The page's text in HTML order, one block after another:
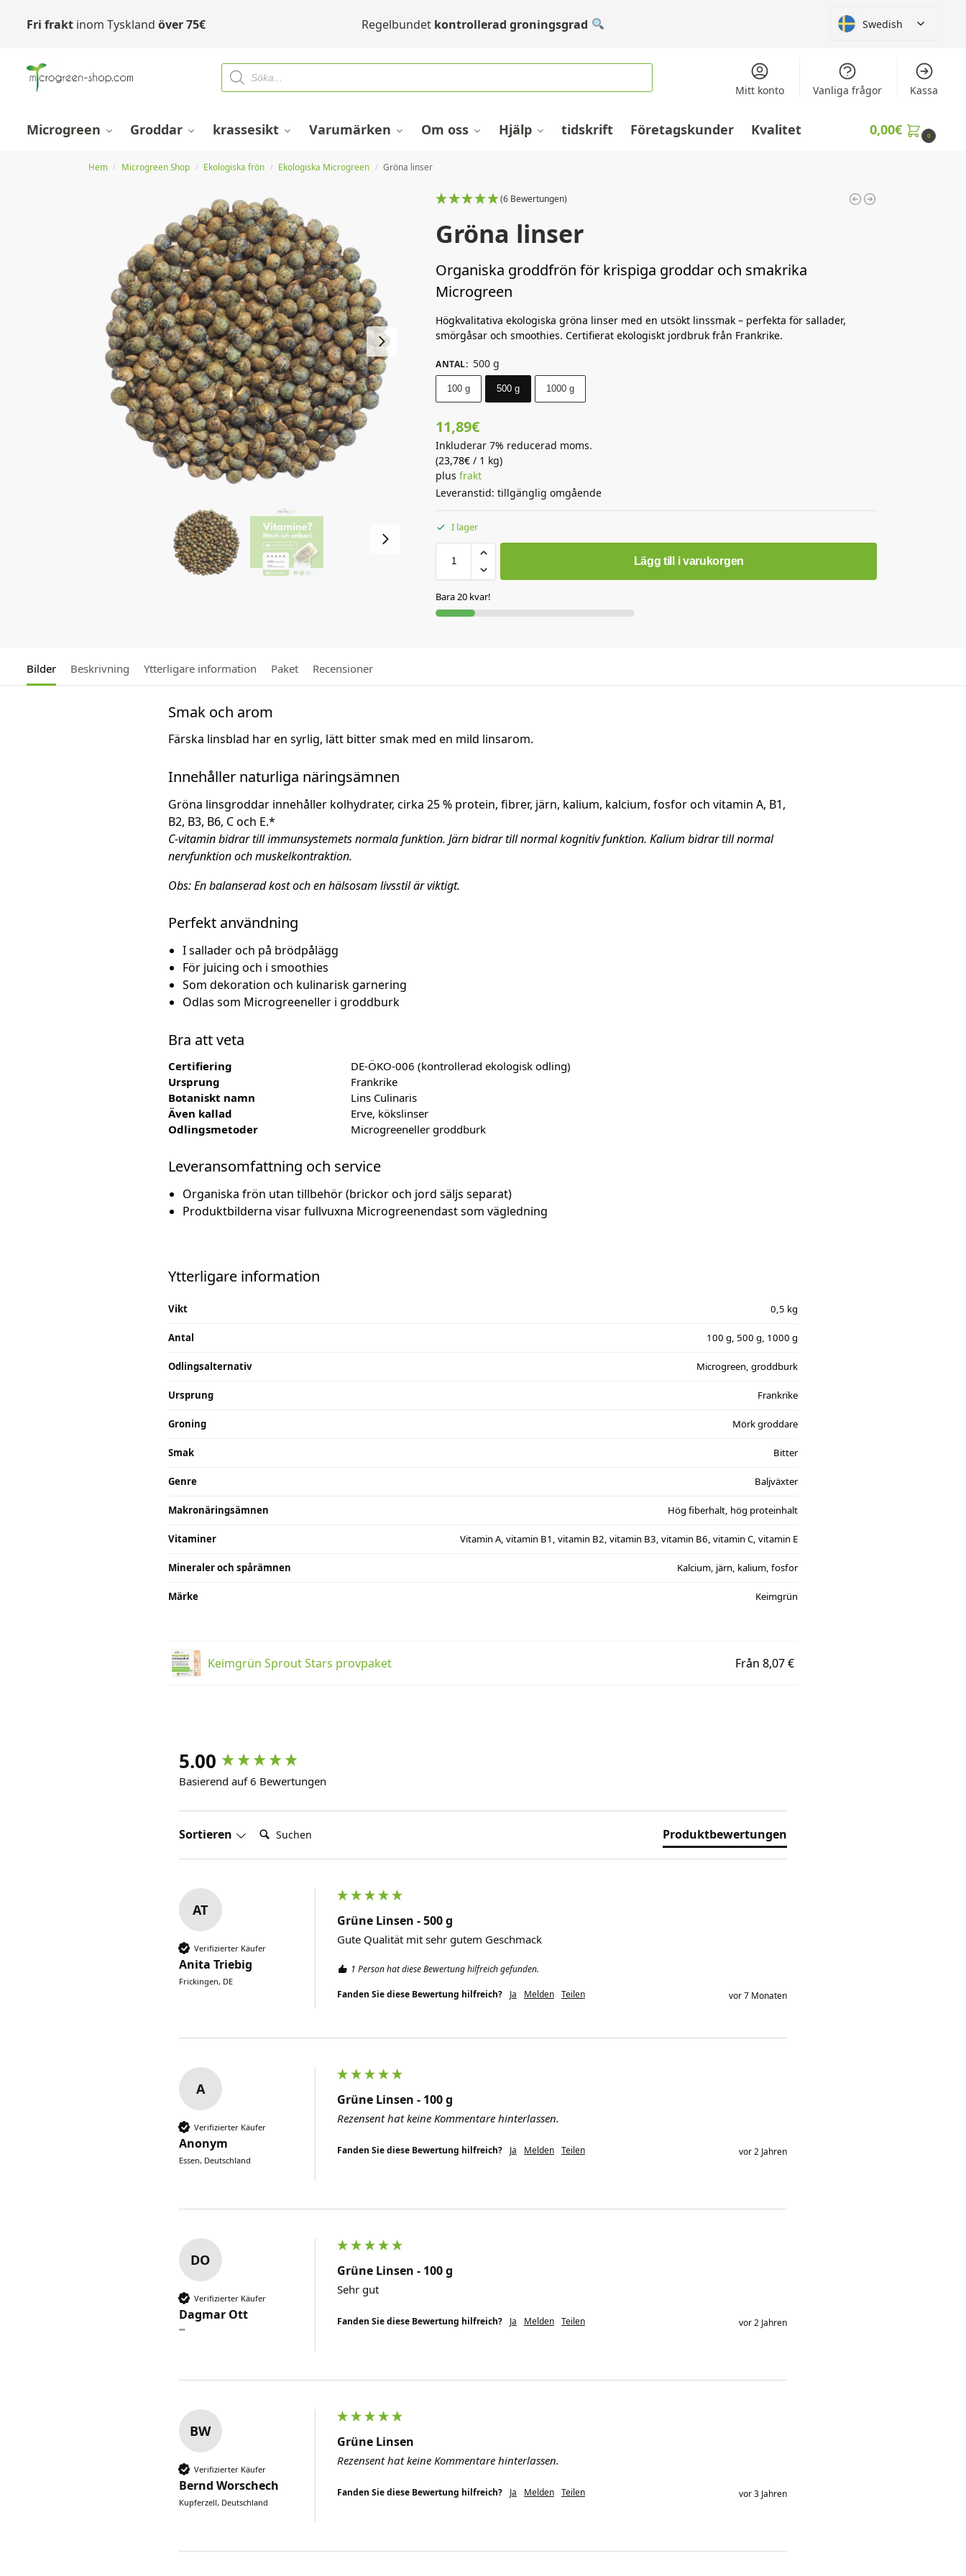
Fri fraktinom Tyskland över75€ Regelbundet kontrollerad groningsgrad Swedish
Mitt konto Vanliga frågor Kassa
Microgreen Groddar krassesikt Varumärken Om oss Hjälp tidskrift Företagskunder Kvalitet 0,00€ 0
Hem / Microgreen Shop / Ekologiska frön / Ekologiska Microgreen / Gröna linser
(6 Bewertungen)
Gröna linser
Organiska groddfrön för krispiga groddar och smakrika
Microgreen
Högkvalitativa ekologiska gröna linser med en utsökt linssmak – perfekta för sallader,
smörgåsar och smoothies. Certifierat ekologiskt jordbruk från Frankrike.
ANTAL: 500 g
100 g 500 g 1000 g
11,89€
Inkluderar 7% reducerad moms.
(23,78€ / 1 kg)
plusfrakt
Leveranstid: tillgänglig omgående
I lager
Lägg till i varukorgen
Bara 20 kvar!
Bilder Beskrivning Ytterligare information Paket Recensioner
Smak och arom
Färska linsblad har en syrlig, lätt bitter smak med en mild linsarom.
Innehåller naturliga näringsämnen
Gröna linsgroddar innehåller kolhydrater, cirka 25 % protein, fibrer, järn, kalium, kalcium, fosfor och vitamin A, B1,
B2, B3, B6, C och E.*
C-vitamin bidrar till immunsystemets normala funktion. Järn bidrar till normal kognitiv funktion. Kalium bidrar till normal
nervfunktion och muskelkontraktion.
Obs: En balanserad kost och en hälsosam livsstil är viktigt.
Perfekt användning
I sallader och på brödpålägg
För juicing och i smoothies
Som dekoration och kulinarisk garnering
Odlas som Microgreeneller i groddburk
Bra att veta
Certifiering
DE-ÖKO-006 (kontrollerad ekologisk odling)
Ursprung
Frankrike
Botaniskt namn
Lins Culinaris
Även kallad
Erve, kökslinser
Odlingsmetoder
Microgreeneller groddburk
Leveransomfattning och service
Organiska frön utan tillbehör (brickor och jord säljs separat)
Produktbilderna visar fullvuxna Microgreenendast som vägledning
Ytterligare information
Vikt 0,5 kg
Antal 100 g, 500 g, 1000 g
Odlingsalternativ Microgreen, groddburk
Ursprung Frankrike
Groning Mörk groddare
Smak Bitter
Genre Baljväxter
Makronäringsämnen Hög fiberhalt, hög proteinhalt
Vitaminer Vitamin A, vitamin B1, vitamin B2, vitamin B3, vitamin B6, vitamin C, vitamin E
Mineraler och spårämnen Kalcium, järn, kalium, fosfor
Märke Keimgrün
Keimgrün Sprout Stars provpaket Från 8,07 €
5.00
Basierend auf 6 Bewertungen
Sortieren Suchen: Produktbewertungen
AT
Verifizierter Käufer
Anita Triebig
Frickingen, DE
Grüne Linsen - 500 g
Gute Qualität mit sehr gutem Geschmack
1 Person hat diese Bewertung hilfreich gefunden.
Fanden Sie diese Bewertung hilfreich? Ja Melden Teilen vor 7 Monaten
A
Verifizierter Käufer
Anonym
Essen, Deutschland
Grüne Linsen - 100 g
Rezensent hat keine Kommentare hinterlassen.
Fanden Sie diese Bewertung hilfreich? Ja Melden Teilen vor 2 Jahren
DO
Verifizierter Käufer
Dagmar Ott
""
Grüne Linsen - 100 g
Sehr gut
Fanden Sie diese Bewertung hilfreich? Ja Melden Teilen vor 2 Jahren
BW
Verifizierter Käufer
Bernd Worschech
Kupferzell, Deutschland
Grüne Linsen
Rezensent hat keine Kommentare hinterlassen.
Fanden Sie diese Bewertung hilfreich? Ja Melden Teilen vor 3 Jahren